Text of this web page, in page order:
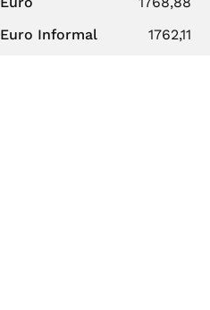
Euro Informal
1762,11